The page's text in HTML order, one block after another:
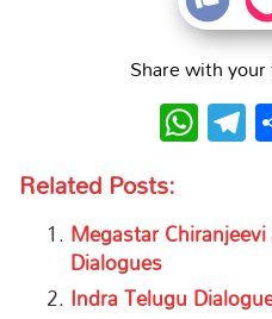
Share with
Related Posts:
Megastar
Dialogues
Indra Telugu